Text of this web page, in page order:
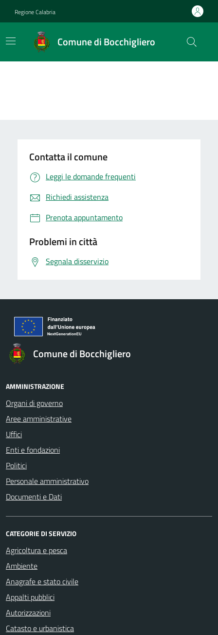
Regione Calabria
Comune di Bocchigliero
Contatta il comune
Leggi le domande frequenti
Richiedi assistenza
Prenota appuntamento
Problemi in città
Segnala disservizio
Comune di Bocchigliero
AMMINISTRAZIONE
Organi di governo
Aree amministrative
Uffici
Enti e fondazioni
Politici
Personale amministrativo
Documenti e Dati
CATEGORIE DI SERVIZIO
Agricoltura e pesca
Ambiente
Anagrafe e stato civile
Appalti pubblici
Autorizzazioni
Catasto e urbanistica